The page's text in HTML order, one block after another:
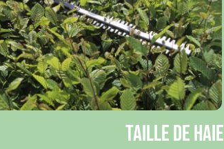
Taille de haie